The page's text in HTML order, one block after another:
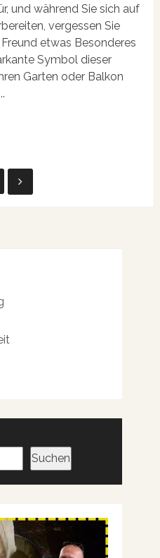
und während Sie sich auf
vergessen Sie
etwas Besonderes
Symbol dieser
Garten oder Balkon
Suchen